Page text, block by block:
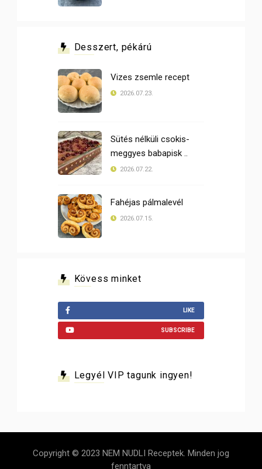
Desszert, pékárú
Vizes zsemle recept
2026.07.23.
Sütés nélküli csokis-
meggyes babapisk ..
2026.07.22.
Fahéjas pálmalevél
2026.07.15.
Kövess minket
LIKE
SUBSCRIBE
Legyél VIP tagunk ingyen!
Copyright © 2023 NEM NUDLI Receptek. Minden jog
fenntartva